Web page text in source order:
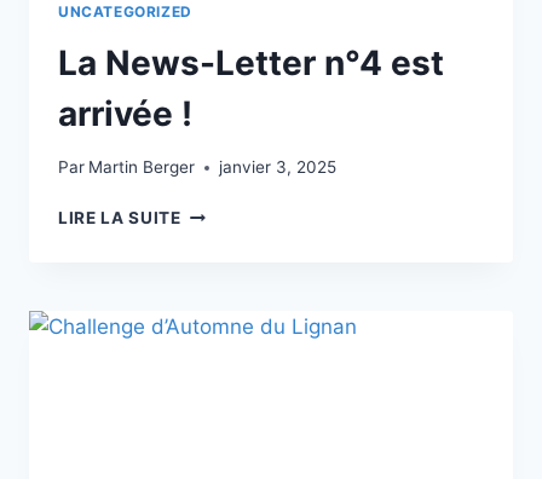
UNCATEGORIZED
La News-Letter n°4 est
arrivée !
Par Martin Berger janvier 3, 2025
LIRE LA SUITELA
ARRIVÉE